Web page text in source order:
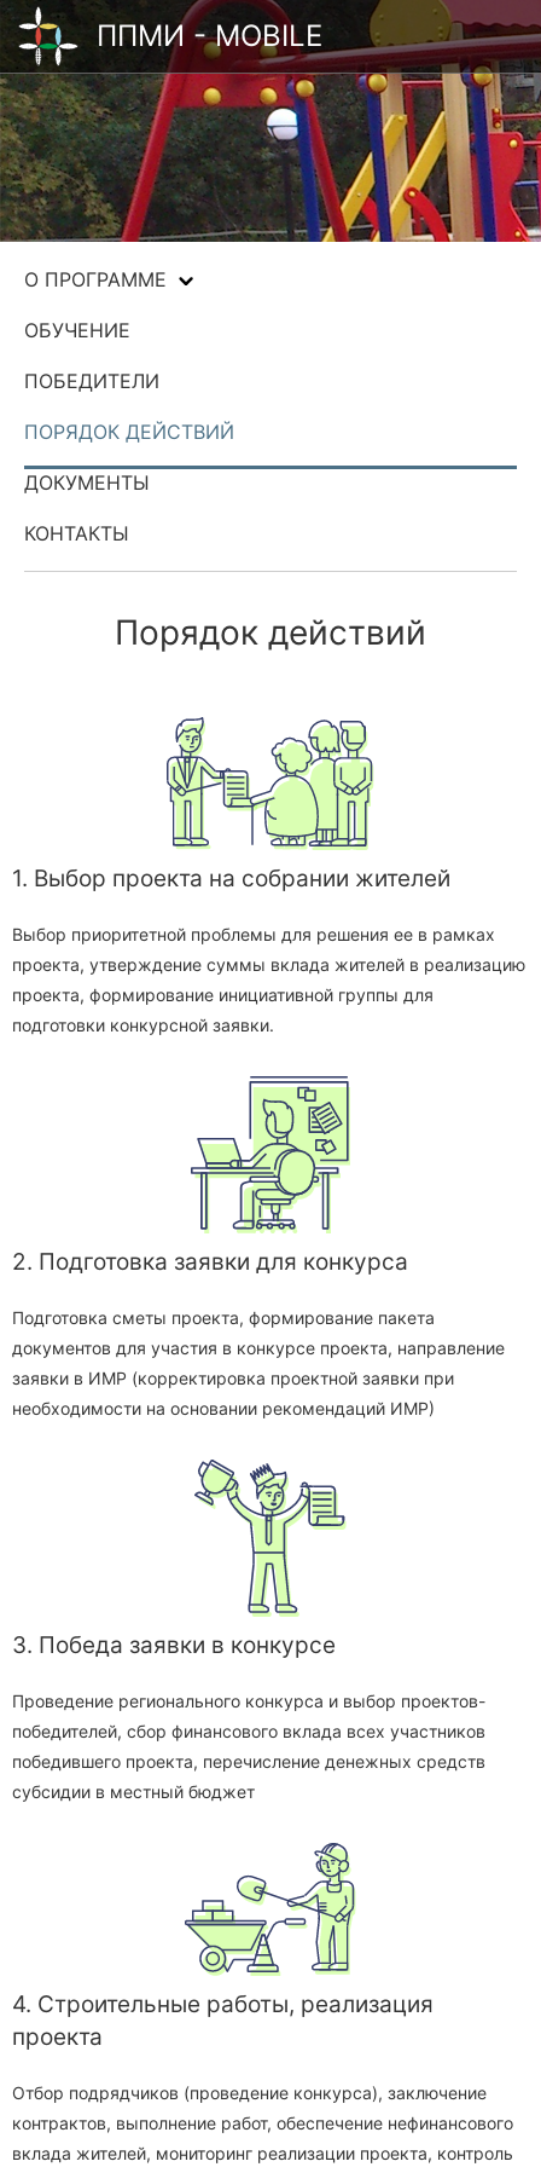
ППМИ - MOBILE
О ПРОГРАММЕ
ОБУЧЕНИЕ
ПОБЕДИТЕЛИ
ПОРЯДОК ДЕЙСТВИЙ
ДОКУМЕНТЫ
КОНТАКТЫ
Порядок действий
1. Выбор проекта на собрании жителей
Выбор приоритетной проблемы для решения ее в рамках
проекта, утверждение суммы вклада жителей в реализацию
проекта, формирование инициативной группы для
подготовки конкурсной заявки.
2. Подготовка заявки для конкурса
Подготовка сметы проекта, формирование пакета
документов для участия в конкурсе проекта, направление
заявки в ИМР (корректировка проектной заявки при
необходимости на основании рекомендаций ИМР)
3. Победа заявки в конкурсе
Проведение регионального конкурса и выбор проектов-
победителей, сбор финансового вклада всех участников
победившего проекта, перечисление денежных средств
субсидии в местный бюджет
4. Строительные работы, реализация
проекта
Отбор подрядчиков (проведение конкурса), заключение
контрактов, выполнение работ, обеспечение нефинансового
вклада жителей, мониторинг реализации проекта, контроль